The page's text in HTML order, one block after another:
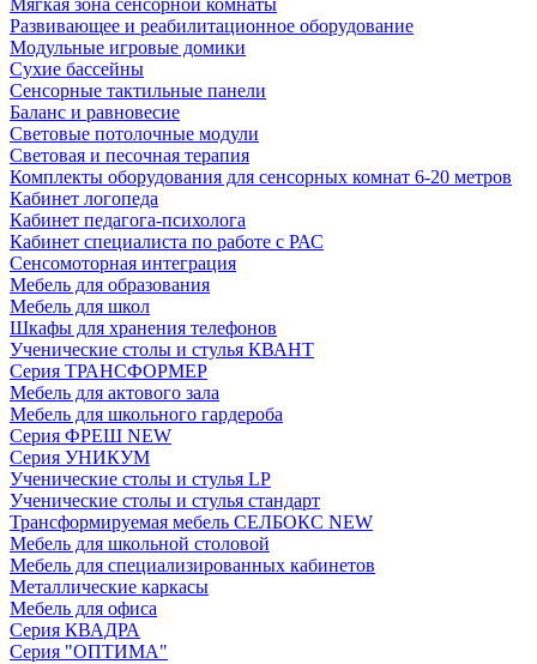
Мягкая зона сенсорной комнаты
Развивающее и реабилитационное оборудование
Модульные игровые домики
Сухие бассейны
Сенсорные тактильные панели
Баланс и равновесие
Световые потолочные модули
Световая и песочная терапия
Комплекты оборудования для сенсорных комнат 6-20 метров
Кабинет логопеда
Кабинет педагога-психолога
Кабинет специалиста по работе с РАС
Сенсомоторная интеграция
Мебель для образования
Мебель для школ
Шкафы для хранения телефонов
Ученические столы и стулья КВАНТ
Серия ТРАНСФОРМЕР
Мебель для актового зала
Мебель для школьного гардероба
Серия ФРЕШ NEW
Серия УНИКУМ
Ученические столы и стулья LP
Ученические столы и стулья стандарт
Трансформируемая мебель СЕЛБОКС NEW
Мебель для школьной столовой
Мебель для специализированных кабинетов
Металлические каркасы
Мебель для офиса
Серия КВАДРА
Серия "ОПТИМА"